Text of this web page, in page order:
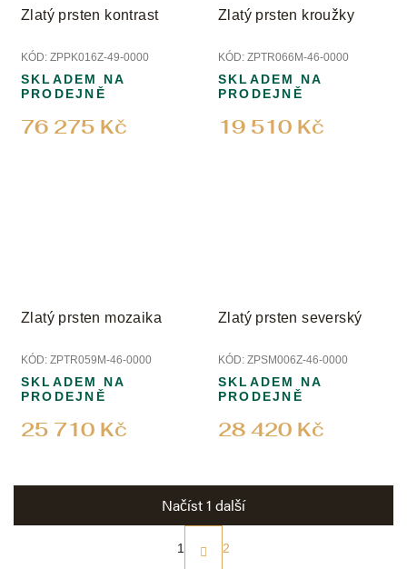
Zlatý prsten kontrast
KÓD: ZPPK016Z-49-0000
76 275 Kč
SKLADEM NA
PRODEJNĚ
Zlatý prsten kroužky
KÓD: ZPTR066M-46-0000
19 510 Kč
SKLADEM NA
PRODEJNĚ
Zlatý prsten mozaika
KÓD: ZPTR059M-46-0000
25 710 Kč
SKLADEM NA
PRODEJNĚ
Zlatý prsten severský
KÓD: ZPSM006Z-46-0000
28 420 Kč
SKLADEM NA
PRODEJNĚ
Načíst 1 další
S
t
1 2